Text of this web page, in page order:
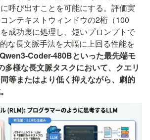
呼び出すことを可能にする。評価実
ンテキストウィンドウの2桁（100
成功裏に処理し、短いプロンプトで
な長文脈手法を大幅に上回る性能を
Coder-480Bといった最先端モ
多様な長文脈タスクにおいて、クエリ
等またはより低く抑えながら、劇的